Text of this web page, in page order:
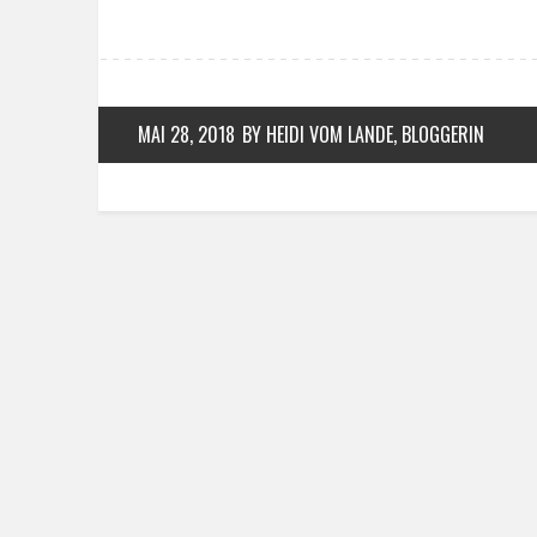
MAI 28, 2018 BY HEIDI VOM LANDE, BLOGGERIN